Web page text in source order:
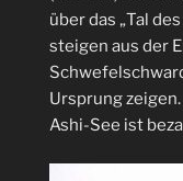
über das „Tal
steigen aus der
Ursprung
Ashi-See ist